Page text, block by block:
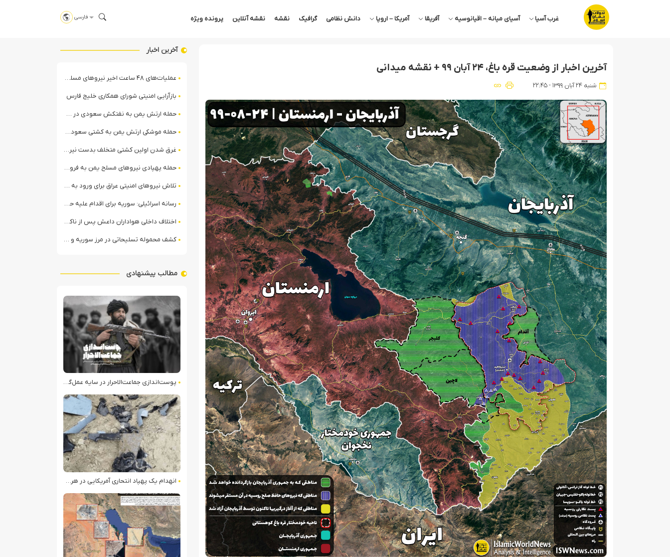
غرب آسیا آسیای میانه – اقیانوسیه آفریقا آمریکا – اروپا دانش نظامی گرافیک نقشه نقشه آنلاین پرونده ویژه فارسی
آخرین اخبار از وضعیت قره باغ، ۲۴ آبان ۹۹ + نقشه میدانی
شنبه ۲۴ آبان ۱۳۹۹ - ۲۲:۴۵
آخرین اخبار
عملیات‌های ۴۸ ساعت اخیر نیروهای مسلح یمن علیه ائتلاف سعودی + ویدیو
بازآرایی امنیتی شورای همکاری خلیج فارس
حمله ارتش یمن به نفتکش سعودی در خلیج عدن
حمله موشکی ارتش یمن به کشتی سعودی در شمال دریای سرخ
غرق شدن اولین کشتی متخلف بدست نیروی دریایی ارتش یمن
حمله پهپادی نیروهای مسلح یمن به فرودگاه نجران
تلاش نیروهای امنیتی عراق برای ورود به مقر مقاومت در حومه بغداد
رسانه اسرائیلی: سوریه برای اقدام علیه حزب‌الله در لبنان آماده می‌شود!
اختلاف داخلی هواداران داعش پس از ناکامی عملیات انغماسی داعش در رقه
کشف محموله تسلیحاتی در مرز سوریه و عراق توسط نیروهای الجولانی
مطالب پیشنهادی
پوست‌اندازی جماعت‌الاحرار در سایه عمل‌گرایی میدانی
انهدام یک پهپاد انتحاری آمریکایی در هرمزگان